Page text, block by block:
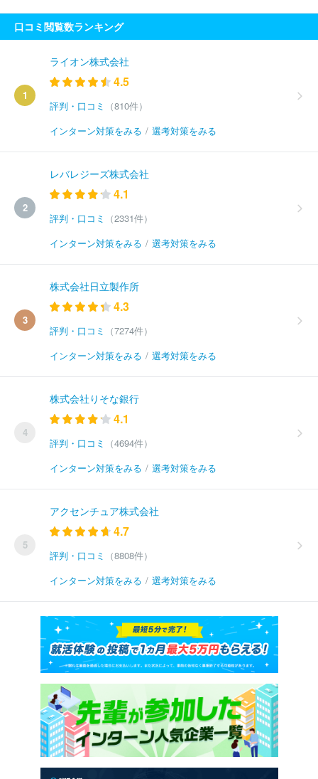
口コミ閲覧数ランキング
1
ライオン株式会社
4.5
評判・口コミ
（810件）
インターン対策をみる / 選考対策をみる
2
レバレジーズ株式会社
4.1
評判・口コミ
（2331件）
インターン対策をみる / 選考対策をみる
3
株式会社日立製作所
4.3
評判・口コミ
（7274件）
インターン対策をみる / 選考対策をみる
4
株式会社りそな銀行
4.1
評判・口コミ
（4694件）
インターン対策をみる / 選考対策をみる
5
アクセンチュア株式会社
4.7
評判・口コミ
（8808件）
インターン対策をみる / 選考対策をみる